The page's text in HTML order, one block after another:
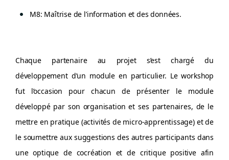
M8: Maîtrise de l’information et des données.
Chaque partenaire au projet s’est chargé du
développement d’un module en particulier. Le workshop
fut l’occasion pour chacun de présenter le module
développé par son organisation et ses partenaires, de le
mettre en pratique (activités de micro-apprentissage) et de
le soumettre aux suggestions des autres participants dans
une optique de cocréation et de critique positive afin